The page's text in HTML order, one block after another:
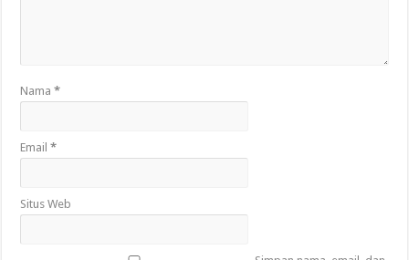
Nama*
Email*
Situs Web